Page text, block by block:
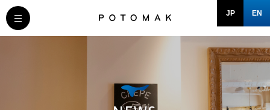
JP EN
MESSAGE